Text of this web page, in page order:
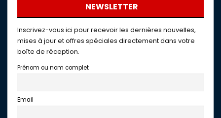
NEWSLETTER
Inscrivez-vous ici pour recevoir les dernières nouvelles,
mises à jour et offres spéciales directement dans votre
boîte de réception.
Prénom ou nom complet
Email